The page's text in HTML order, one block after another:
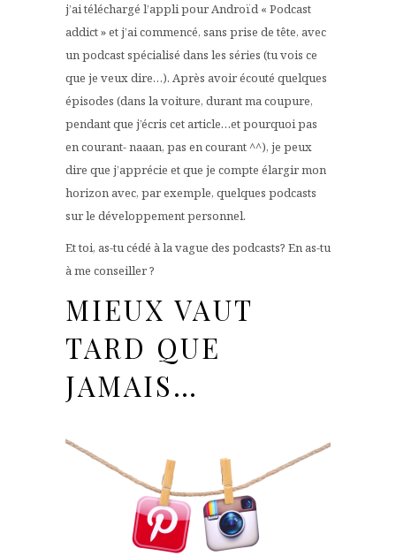
j’ai téléchargé l’appli pour Androïd « Podcast
addict » et j’ai commencé, sans prise de tête, avec
un podcast spécialisé dans les séries (tu vois ce
que je veux dire…). Après avoir écouté quelques
épisodes (dans la voiture, durant ma coupure,
pendant que j’écris cet article…et pourquoi pas
en courant- naaan, pas en courant ^^), je peux
dire que j’apprécie et que je compte élargir mon
horizon avec, par exemple, quelques podcasts
sur le développement personnel.
Et toi, as-tu cédé à la vague des podcasts? En as-tu
à me conseiller ?
MIEUX VAUT
TARD QUE
JAMAIS…